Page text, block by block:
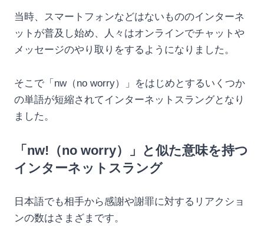
当時、スマートフォンなどはないもののインターネ
ットが普及し始め、人々はオンラインでチャットや
メッセージのやり取りをするようになりました。
そこで「nw（no worry）」をはじめとするいくつか
の単語が短縮されてインターネットスラングとなり
ました。
「nw!（no worry）」と似た意味を持つ
インターネットスラング
日本語でも相手から感謝や謝罪に対するリアクショ
ンの数はさまざまです。